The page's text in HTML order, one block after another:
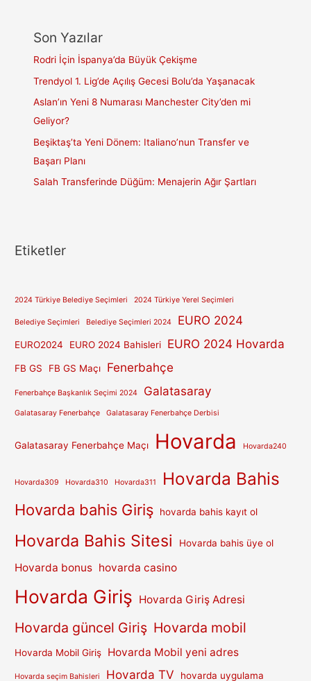
Son Yazılar
Rodri İçin İspanya’da Büyük Çekişme
Trendyol 1. Lig’de Açılış Gecesi Bolu’da Yaşanacak
Aslan’ın Yeni 8 Numarası Manchester City’den mi
Geliyor?
Beşiktaş’ta Yeni Dönem: Italiano’nun Transfer ve
Başarı Planı
Salah Transferinde Düğüm: Menajerin Ağır Şartları
Etiketler
2024 Türkiye Belediye Seçimleri 2024 Türkiye Yerel Seçimleri
Belediye Seçimleri Belediye Seçimleri 2024 EURO 2024
EURO2024 EURO 2024 Bahisleri EURO 2024 Hovarda
FB GS FB GS Maçı Fenerbahçe
Fenerbahçe Başkanlık Seçimi 2024 Galatasaray
Galatasaray Fenerbahçe Galatasaray Fenerbahçe Derbisi
Galatasaray Fenerbahçe Maçı Hovarda Hovarda240
Hovarda309 Hovarda310 Hovarda311 Hovarda Bahis
Hovarda bahis Giriş hovarda bahis kayıt ol
Hovarda Bahis Sitesi Hovarda bahis üye ol
Hovarda bonus hovarda casino
Hovarda Giriş Hovarda Giriş Adresi
Hovarda güncel Giriş Hovarda mobil
Hovarda Mobil Giriş Hovarda Mobil yeni adres
Hovarda seçim Bahisleri Hovarda TV hovarda uygulama